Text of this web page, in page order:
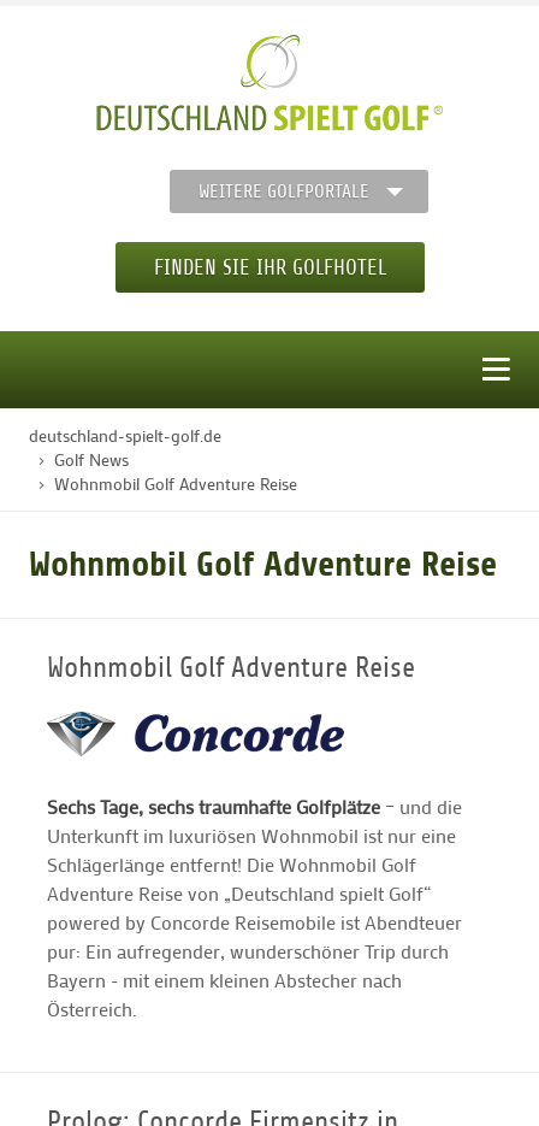
WEITERE GOLFPORTALE
FINDEN SIE IHR GOLFHOTEL
STARTSEITE
GOLF CARD
GOLF & WOMO
MALLORCA GOLFWOCHE
GOLF NEWS
deutschland-spielt-golf.de
Golf News
Wohnmobil Golf Adventure Reise
Wohnmobil Golf Adventure Reise
Wohnmobil Golf Adventure Reise
Sechs Tage, sechs traumhafte Golfplätze – und die
Unterkunft im luxuriösen Wohnmobil ist nur eine
Schlägerlänge entfernt! Die Wohnmobil Golf
Adventure Reise von „Deutschland spielt Golf“
powered by Concorde Reisemobile ist Abendteuer
pur: Ein aufregender, wunderschöner Trip durch
Bayern - mit einem kleinen Abstecher nach
Österreich.